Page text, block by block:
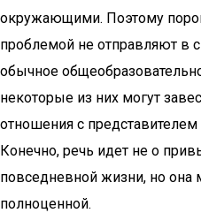
окружающими. Поэтому
проблемой не отправляют в
обычное
некоторые из них могут
отношения с
Конечно, речь идет не о
повседневной жизни, но она
полноценной.